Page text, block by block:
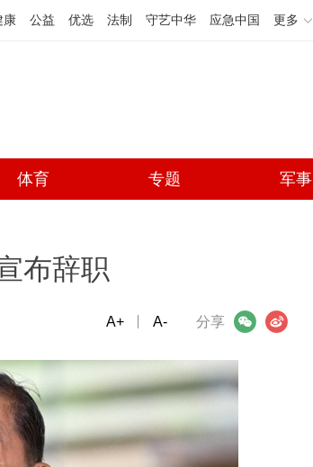
康 公益 优选 法制 守艺中华 应急中国 更多
体育 专题 军事
布辞职
分享
微信 微博
A+ A-